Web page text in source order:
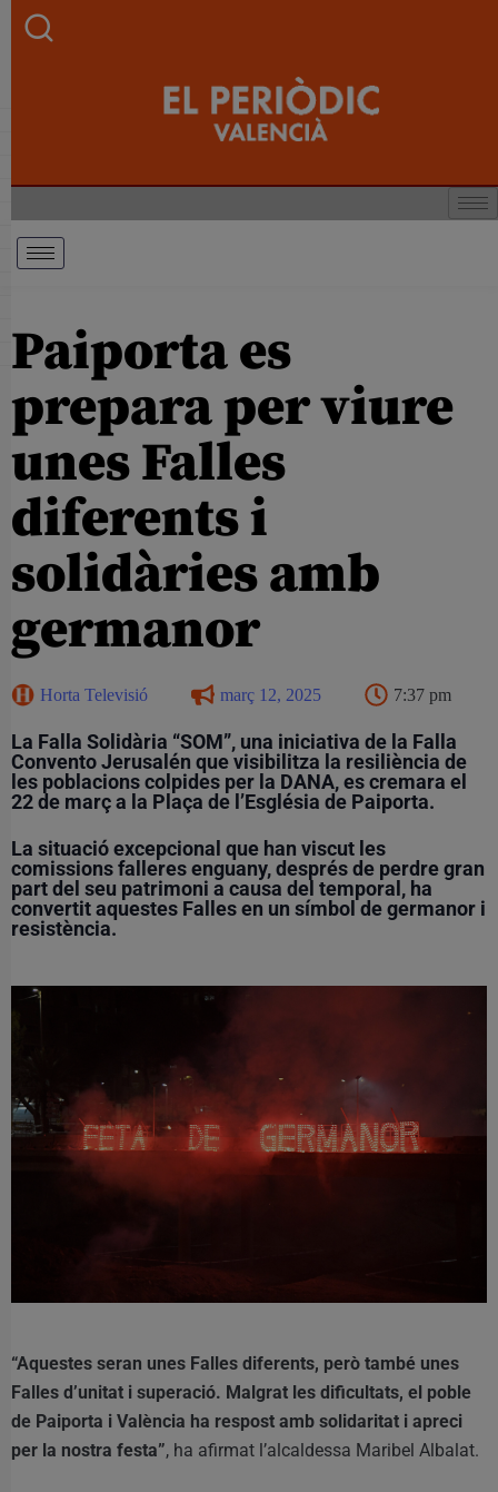
Paiporta es
prepara per viure
unes Falles
diferents i
solidàries amb
germanor
Horta Televisió març 12, 2025 7:37 pm
La Falla Solidària “SOM”, una iniciativa de la Falla
Convento Jerusalén que visibilitza la resiliència de
les poblacions colpides per la DANA, es cremara el
22 de març a la Plaça de l’Església de Paiporta.
La situació excepcional que han viscut les
comissions falleres enguany, després de perdre gran
part del seu patrimoni a causa del temporal, ha
convertit aquestes Falles en un símbol de germanor i
resistència.
“Aquestes seran unes Falles diferents, però també unes
Falles d’unitat i superació. Malgrat les dificultats, el poble
de Paiporta i València ha respost amb solidaritat i apreci
per la nostra festa”, ha afirmat l’alcaldessa Maribel Albalat.